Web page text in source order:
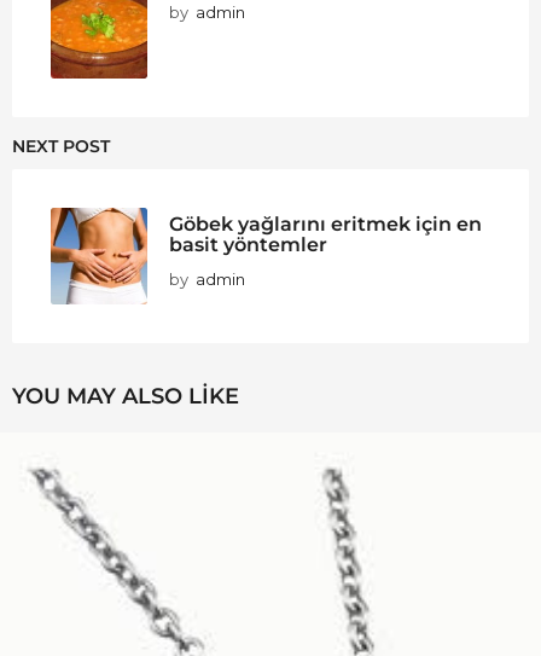
by admin
NEXT POST
Göbek yağlarını eritmek için en
basit yöntemler
by admin
YOU MAY ALSO LIKE